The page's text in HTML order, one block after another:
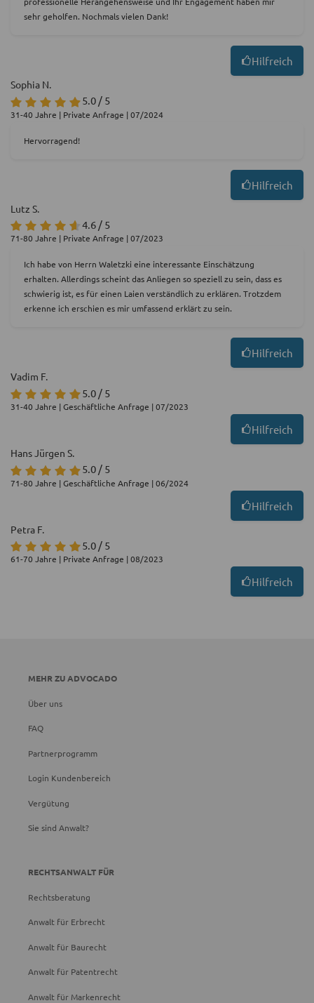
sehr geholfen. Nochmals vielen Dank!
Hilfreich
Sophia N.
5.0 / 5
31-40 Jahre | Private Anfrage | 07/2024
Hervorragend!
Hilfreich
Lutz S.
4.6 / 5
71-80 Jahre | Private Anfrage | 07/2023
Ich habe von Herrn Waletzki eine interessante Einschätzung
erhalten. Allerdings scheint das Anliegen so speziell zu sein, dass es
schwierig ist, es für einen Laien verständlich zu erklären. Trotzdem
erkenne ich erschien es mir umfassend erklärt zu sein.
Hilfreich
Vadim F.
5.0 / 5
31-40 Jahre | Geschäftliche Anfrage | 07/2023
Hilfreich
Hans Jürgen S.
5.0 / 5
71-80 Jahre | Geschäftliche Anfrage | 06/2024
Hilfreich
Petra F.
5.0 / 5
61-70 Jahre | Private Anfrage | 08/2023
Hilfreich
MEHR ZU ADVOCADO
Über uns
FAQ
Partnerprogramm
Login Kundenbereich
Vergütung
Sie sind Anwalt?
RECHTSANWALT FÜR
Rechtsberatung
Anwalt für Erbrecht
Anwalt für Baurecht
Anwalt für Patentrecht
Anwalt für Markenrecht